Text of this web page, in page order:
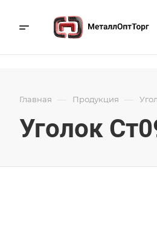
Главная — Продукция —
Уголок